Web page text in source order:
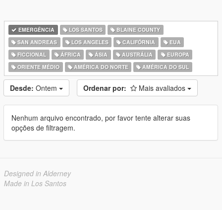
EMERGÊNCIA LOS SANTOS
BLAINE COUNTY
SAN ANDREAS
LOS ANGELES CALIFÓRNIA
EUA
FICCIONAL
ÁFRICA ÁSIA AUSTRÁLIA
EUROPA
ORIENTE MÉDIO
AMÉRICA DO NORTE AMÉRICA DO SUL
Desde: Ontem Ordenar por: Mais avaliados
Nenhum arquivo encontrado, por favor tente alterar suas
opções de filtragem.
Designed in Alderney
Made in Los Santos